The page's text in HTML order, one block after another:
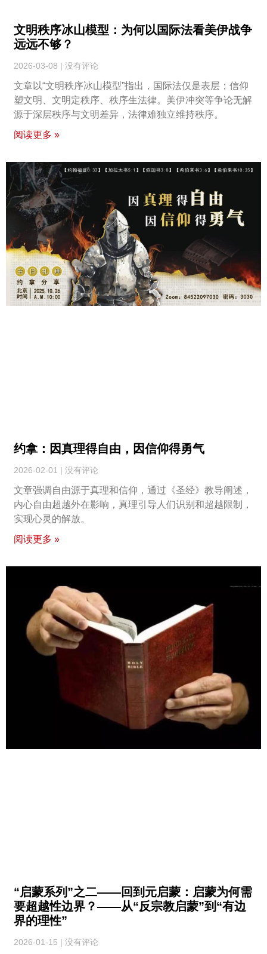
文明秩序冰山模型：为何以国际法看美伊战争
远远不够？
2026-03-08 没有评论
文章以“文明秩序冰山模型”指出，国际法仅是表层；信仰
塑文明、文明定秩序、秩序生法律。美伊冲突等争论无解
源于深层秩序与文明差异，法律难独立维持秩序。
阅读更多 »
约拿：因真理得自由，因信仰得勇气
2026-02-01 没有评论
文章强调自由源于真理和信仰，通过《圣经》教导阐述，
内心自由超越外在影响，真理引导人们识别和超越限制，
实现心灵的解放。
阅读更多 »
“启蒙系列”之二——回到元启蒙：启蒙为何需
要超越性边界？——从“反宗教启蒙”到“有边
界的理性”
2026-01-15 没有评论